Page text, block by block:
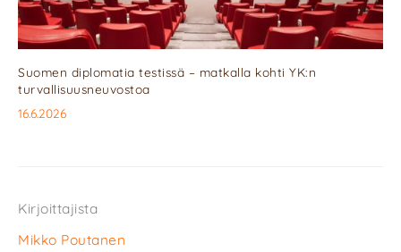
Suomen diplomatia testissä – matkalla kohti YK:n
turvallisuusneuvostoa
16.6.2026
Kirjoittajista
Mikko Poutanen